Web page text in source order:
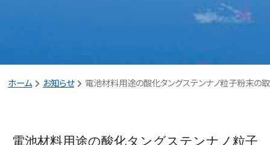
ホーム お知らせ 電池材料用途の酸化タングステンナノ粒子粉末の
電池材料用途の酸化タングステンナノ粒子